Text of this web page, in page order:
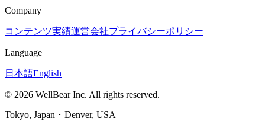
Company
コンテンツ実績運営会社プライバシーポリシー
Language
日本語English
© 2026 WellBear Inc. All rights reserved.
Tokyo, Japan ･ Denver, USA